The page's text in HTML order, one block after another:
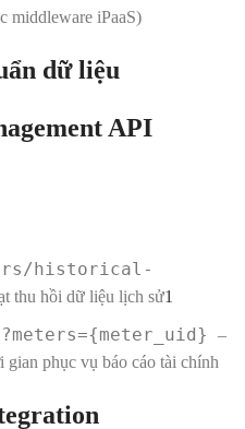
iPaaS)
dữ liệu
API
historical-
thu hồi dữ liệu lịch sử1
–
phục vụ báo cáo tài chính